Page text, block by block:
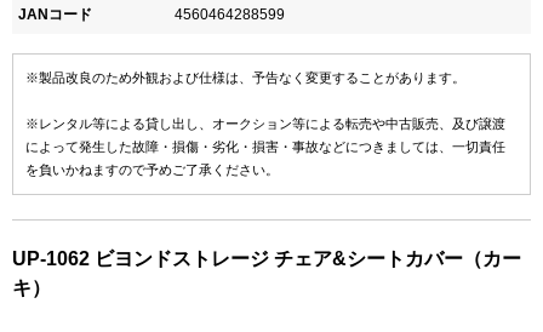
JANコード 4560464288599
※製品改良のため外観および仕様は、予告なく変更することがあります。
※レンタル等による貸し出し、オークション等による転売や中古販売、及び譲渡
によって発生した故障・損傷・劣化・損害・事故などにつきましては、一切責任
を負いかねますので予めご了承ください。
UP-1062 ビヨンドストレージ チェア&シートカバー（カー
キ）